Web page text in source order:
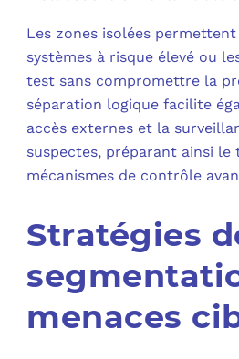
Les zones isolées
systèmes à risque élevé ou
test sans compromettre la
séparation logique facilite
accès externes et la
suspectes, préparant ainsi le
mécanismes de contrôle
Stratégies
menaces